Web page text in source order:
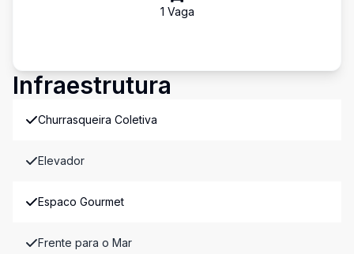
1 Vaga
Infraestrutura
Churrasqueira Coletiva
Elevador
Espaco Gourmet
Frente para o Mar